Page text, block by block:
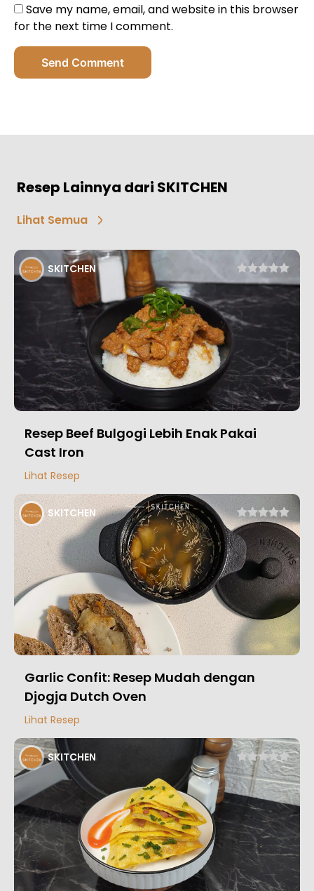
Save my name, email, and website in this browser
for the next time I comment.
Send Comment
Resep Lainnya dari SKITCHEN
Lihat Semua
SKITCHEN
Resep Beef Bulgogi Lebih Enak Pakai
Cast Iron
Lihat Resep
SKITCHEN
Garlic Confit: Resep Mudah dengan
Djogja Dutch Oven
Lihat Resep
SKITCHEN